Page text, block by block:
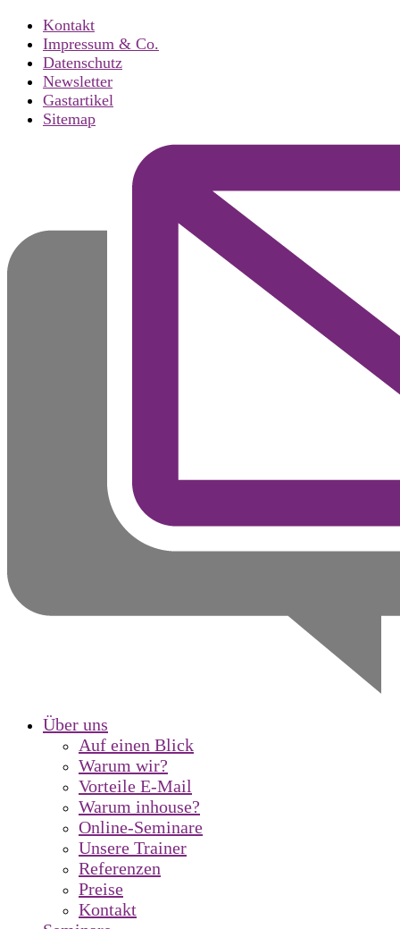
Kontakt
Impressum & Co.
Datenschutz
Newsletter
Gastartikel
Sitemap
Über uns
Auf einen Blick
Warum wir?
Vorteile E-Mail
Warum inhouse?
Online-Seminare
Unsere Trainer
Referenzen
Preise
Kontakt